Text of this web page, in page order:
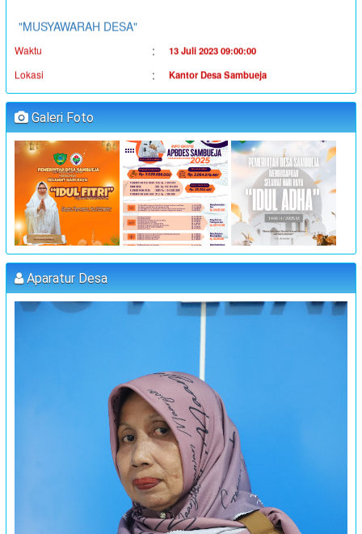
Waktu
Lokasi : Kantor Desa Sambueja
Koordinator : JUFRI (SEKDES SAMBUEJA)
"MUSYAWARAH DESA"
Waktu : 14 Juli 2023 09:00:00
Lokasi : Kantor Desa Sambueja
Koordinator : JUFRI (SEKDES SAMBUEJA)
"MUSYAWARAH DESA"
Waktu : 25 Juli 2023 09:00:00
Lokasi : Kantor Desa Sambueja
Koordinator
PELATIHAN FORUM DISABILITAS T.A 2023
31 Juli 2023 09:00:00
Kantor Desa Sambueja
: JUFRI (SEKDES SAMBUEJA)
MUSRENBANG DESA
: 20 September 2023 13:00:00
: Kantor Desa Sambueja
: JUFRI
"MUSYAWARAH DESA"
Galeri Foto
Aparatur Desa